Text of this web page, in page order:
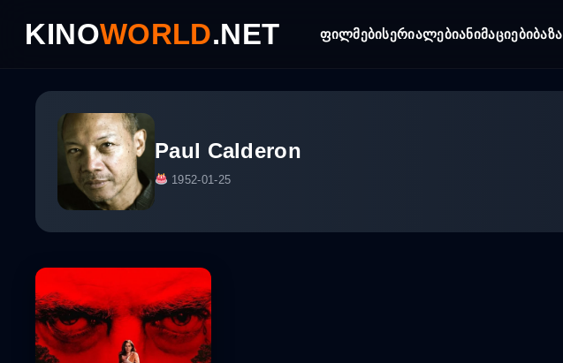
contentKINOWORLD.NET ფილმებისერიალებიანიმაციებიბაზა
Paul Calderon
1952-01-25